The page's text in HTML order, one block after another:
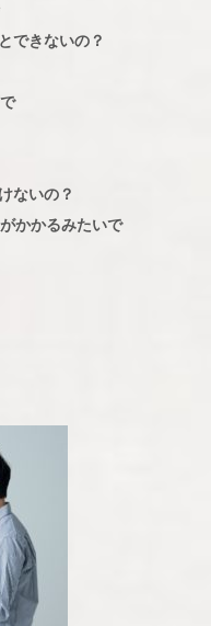
できないの？
ないの？
かかるみたいで